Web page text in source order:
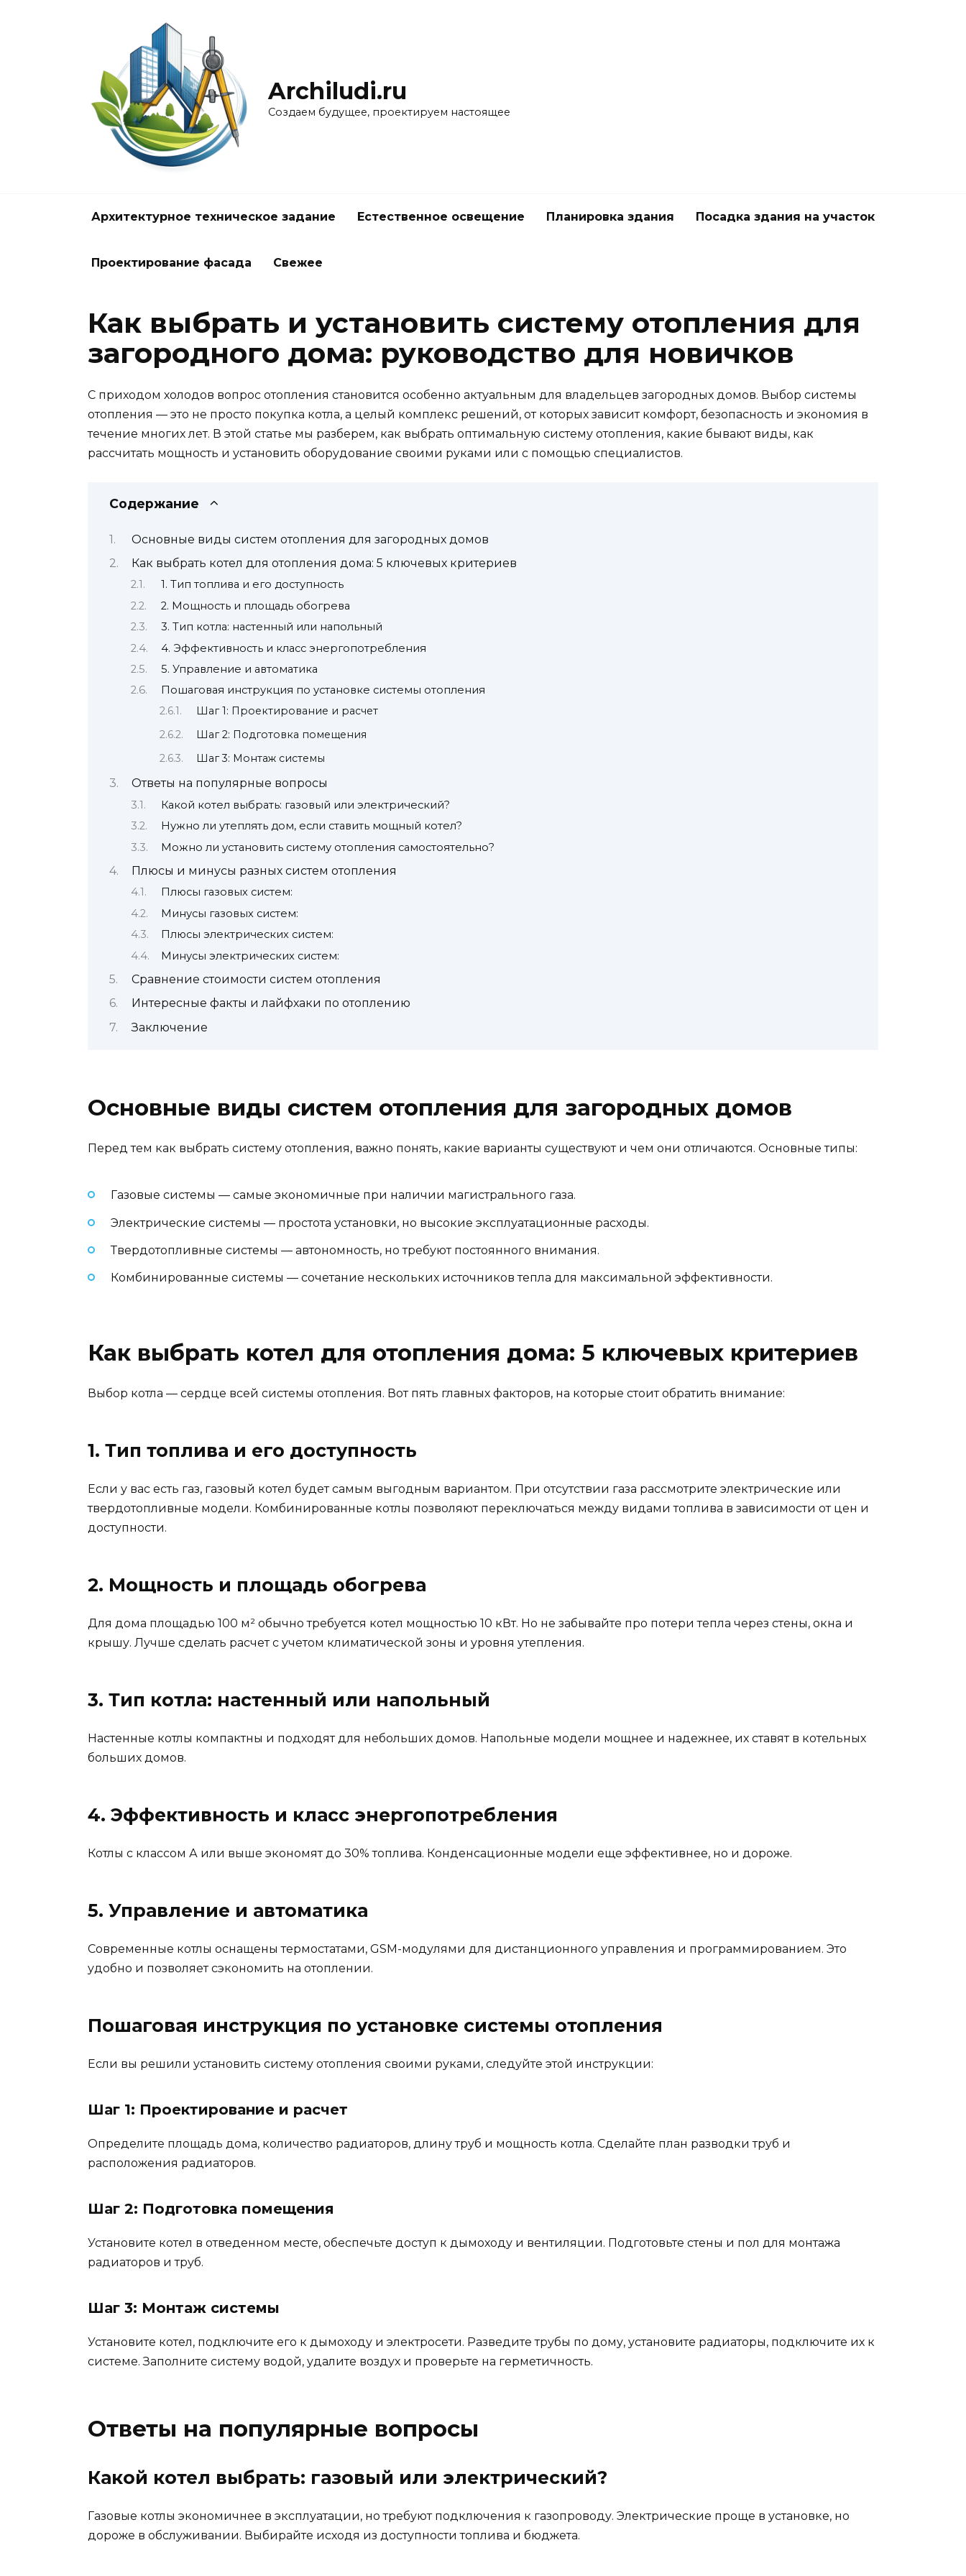
Archiludi.ru
Создаем будущее, проектируем настоящее
Архитектурное техническое задание Естественное освещение Планировка здания Посадка здания на участок
Проектирование фасада Свежее
Как выбрать и установить систему отопления для
загородного дома: руководство для новичков
С приходом холодов вопрос отопления становится особенно актуальным для владельцев загородных домов. Выбор системы
отопления — это не просто покупка котла, а целый комплекс решений, от которых зависит комфорт, безопасность и экономия в
течение многих лет. В этой статье мы разберем, как выбрать оптимальную систему отопления, какие бывают виды, как
рассчитать мощность и установить оборудование своими руками или с помощью специалистов.
Содержание
Основные виды систем отопления для загородных домов
Как выбрать котел для отопления дома: 5 ключевых критериев
1. Тип топлива и его доступность
2. Мощность и площадь обогрева
3. Тип котла: настенный или напольный
4. Эффективность и класс энергопотребления
5. Управление и автоматика
Пошаговая инструкция по установке системы отопления
Шаг 1: Проектирование и расчет
Шаг 2: Подготовка помещения
Шаг 3: Монтаж системы
Ответы на популярные вопросы
Какой котел выбрать: газовый или электрический?
Нужно ли утеплять дом, если ставить мощный котел?
Можно ли установить систему отопления самостоятельно?
Плюсы и минусы разных систем отопления
Плюсы газовых систем:
Минусы газовых систем:
Плюсы электрических систем:
Минусы электрических систем:
Сравнение стоимости систем отопления
Интересные факты и лайфхаки по отоплению
Заключение
Основные виды систем отопления для загородных домов
Перед тем как выбрать систему отопления, важно понять, какие варианты существуют и чем они отличаются. Основные типы:
Газовые системы — самые экономичные при наличии магистрального газа.
Электрические системы — простота установки, но высокие эксплуатационные расходы.
Твердотопливные системы — автономность, но требуют постоянного внимания.
Комбинированные системы — сочетание нескольких источников тепла для максимальной эффективности.
Как выбрать котел для отопления дома: 5 ключевых критериев
Выбор котла — сердце всей системы отопления. Вот пять главных факторов, на которые стоит обратить внимание:
1. Тип топлива и его доступность
Если у вас есть газ, газовый котел будет самым выгодным вариантом. При отсутствии газа рассмотрите электрические или
твердотопливные модели. Комбинированные котлы позволяют переключаться между видами топлива в зависимости от цен и
доступности.
2. Мощность и площадь обогрева
Для дома площадью 100 м² обычно требуется котел мощностью 10 кВт. Но не забывайте про потери тепла через стены, окна и
крышу. Лучше сделать расчет с учетом климатической зоны и уровня утепления.
3. Тип котла: настенный или напольный
Настенные котлы компактны и подходят для небольших домов. Напольные модели мощнее и надежнее, их ставят в котельных
больших домов.
4. Эффективность и класс энергопотребления
Котлы с классом А или выше экономят до 30% топлива. Конденсационные модели еще эффективнее, но и дороже.
5. Управление и автоматика
Современные котлы оснащены термостатами, GSM-модулями для дистанционного управления и программированием. Это
удобно и позволяет сэкономить на отоплении.
Пошаговая инструкция по установке системы отопления
Если вы решили установить систему отопления своими руками, следуйте этой инструкции:
Шаг 1: Проектирование и расчет
Определите площадь дома, количество радиаторов, длину труб и мощность котла. Сделайте план разводки труб и
расположения радиаторов.
Шаг 2: Подготовка помещения
Установите котел в отведенном месте, обеспечьте доступ к дымоходу и вентиляции. Подготовьте стены и пол для монтажа
радиаторов и труб.
Шаг 3: Монтаж системы
Установите котел, подключите его к дымоходу и электросети. Разведите трубы по дому, установите радиаторы, подключите их к
системе. Заполните систему водой, удалите воздух и проверьте на герметичность.
Ответы на популярные вопросы
Какой котел выбрать: газовый или электрический?
Газовые котлы экономичнее в эксплуатации, но требуют подключения к газопроводу. Электрические проще в установке, но
дороже в обслуживании. Выбирайте исходя из доступности топлива и бюджета.